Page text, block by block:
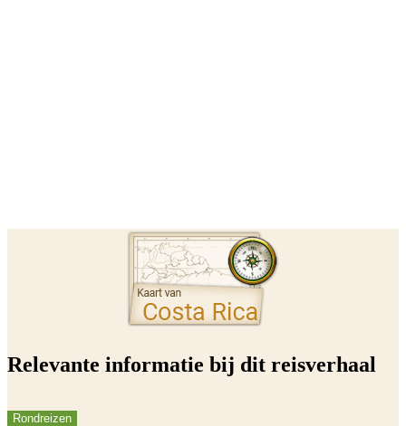
Relevante informatie bij dit reisverhaal
Rondreizen